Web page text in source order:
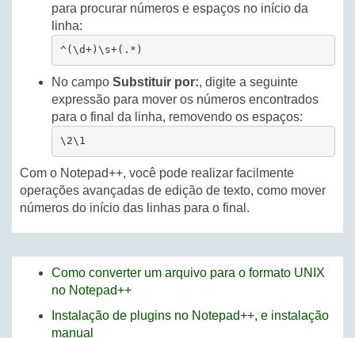
para procurar números e espaços no início da
linha:
^(\d+)\s+(.*)
No campo Substituir por:, digite a seguinte
expressão para mover os números encontrados
para o final da linha, removendo os espaços:
\2\1
Com o Notepad++, você pode realizar facilmente
operações avançadas de edição de texto, como mover
números do início das linhas para o final.
Como converter um arquivo para o formato UNIX
no Notepad++
Instalação de plugins no Notepad++, e instalação
manual